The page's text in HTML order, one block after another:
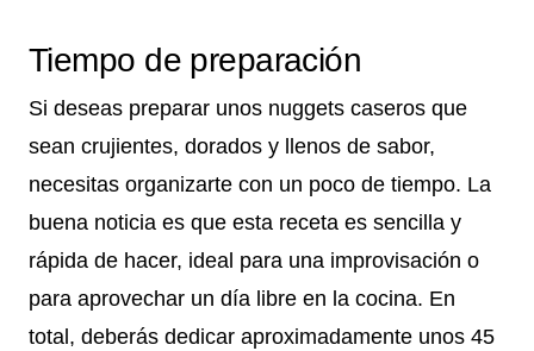
Tiempo de preparación
Si deseas preparar unos nuggets caseros que
sean crujientes, dorados y llenos de sabor,
necesitas organizarte con un poco de tiempo. La
buena noticia es que esta receta es sencilla y
rápida de hacer, ideal para una improvisación o
para aprovechar un día libre en la cocina. En
total, deberás dedicar aproximadamente unos 45